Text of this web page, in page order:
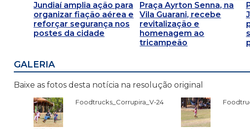
Jundiaí amplia ação para
organizar fiação aérea e
reforçar segurança nos
postes da cidade
Praça Ayrton Senna, na
Vila Guarani, recebe
revitalização e
homenagem ao
tricampeão
GALERIA
Baixe as fotos desta notícia na resolução original
Foodtrucks_Corrupira_V-24